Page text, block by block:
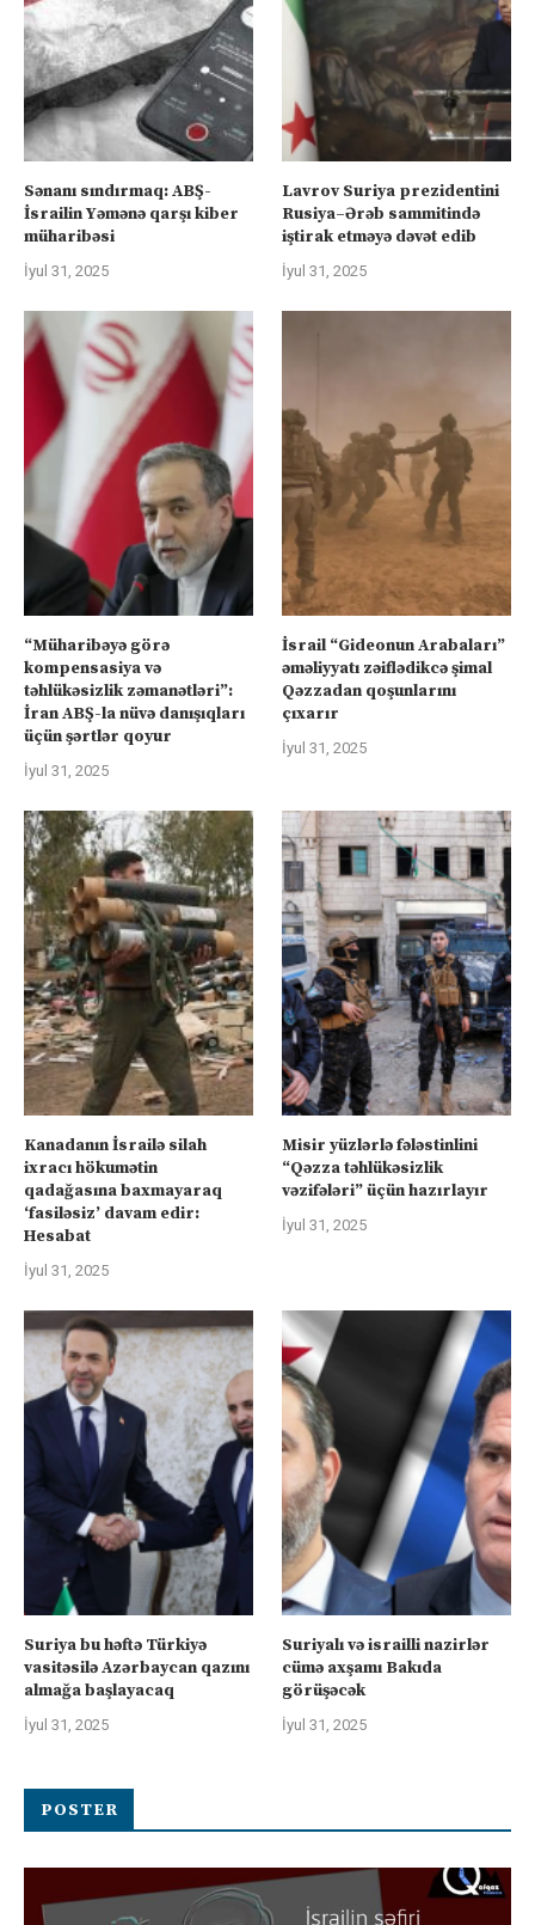
Sənanı sındırmaq: ABŞ-
İsrailin Yəmənə qarşı kiber
müharibəsi
İyul 31, 2025
Lavrov Suriya prezidentini
Rusiya–Ərəb sammitində
iştirak etməyə dəvət edib
İyul 31, 2025
“Müharibəyə görə
kompensasiya və
təhlükəsizlik zəmanətləri”:
İran ABŞ-la nüvə danışıqları
üçün şərtlər qoyur
İyul 31, 2025
İsrail “Gideonun Arabaları”
əməliyyatı zəiflədikcə şimal
Qəzzadan qoşunlarını
çıxarır
İyul 31, 2025
Kanadanın İsrailə silah
ixracı hökumətin
qadağasına baxmayaraq
‘fasiləsiz’ davam edir:
Hesabat
İyul 31, 2025
Misir yüzlərlə fələstinlini
“Qəzza təhlükəsizlik
vəzifələri” üçün hazırlayır
İyul 31, 2025
Suriya bu həftə Türkiyə
vasitəsilə Azərbaycan qazını
almağa başlayacaq
İyul 31, 2025
Suriyalı və israilli nazirlər
cümə axşamı Bakıda
görüşəcək
İyul 31, 2025
POSTER